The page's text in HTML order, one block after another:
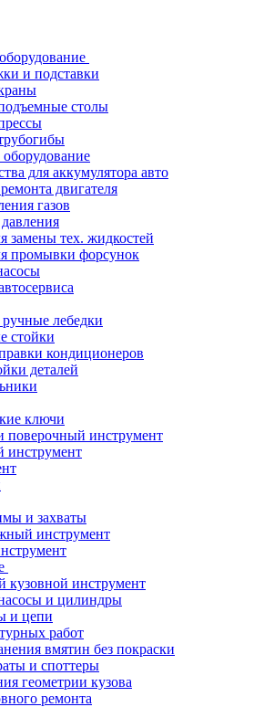
и подставки
столы
для аккумулятора авто
двигателя
газов
замены тех. жидкостей
промывки форсунок
лебедки
стойки
кондиционеров
деталей
ключи
поверочный инструмент
инструмент
и захваты
инструмент
кузовной инструмент
и цилиндры
и цепи
работ
вмятин без покраски
и споттеры
геометрии кузова
ремонта